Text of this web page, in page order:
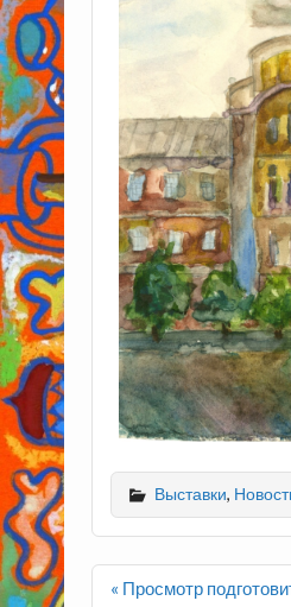
Выставки,
Навигация
« Просмотр